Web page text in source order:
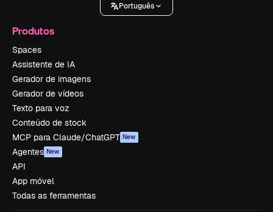
Português
Produtos
Spaces
Assistente de IA
Gerador de imagens
Gerador de vídeos
Texto para voz
Conteúdo de stock
MCP para Claude/ChatGPT New
Agentes New
API
App móvel
Todas as ferramentas